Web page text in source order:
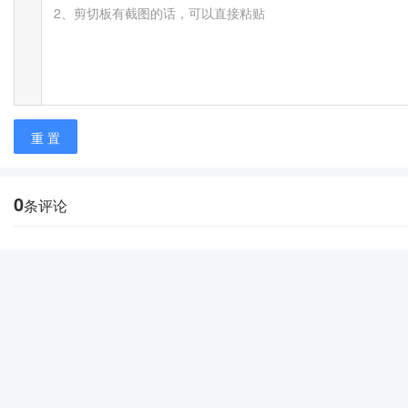
2、剪切板有截图的话，可以直接粘贴
重 置
0条评论